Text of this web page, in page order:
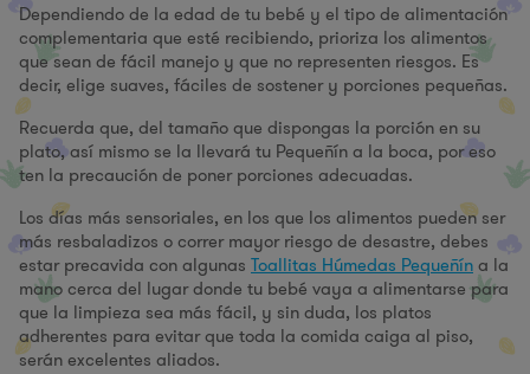
Dependiendo de la edad de tu bebé y el tipo de alimentación
complementaria que esté recibiendo, prioriza los alimentos
que sean de fácil manejo y que no representen riesgos. Es
decir, elige suaves, fáciles de sostener y porciones pequeñas.
Recuerda que, del tamaño que dispongas la porción en su
plato, así mismo se la llevará tu Pequeñín a la boca, por eso
ten la precaución de poner porciones adecuadas.
Los días más sensoriales, en los que los alimentos pueden ser
más resbaladizos o correr mayor riesgo de desastre, debes
estar precavida con algunas Toallitas Húmedas Pequeñína la
mano cerca del lugar donde tu bebé vaya a alimentarse para
que la limpieza sea más fácil, y sin duda, los platos
adherentes para evitar que toda la comida caiga al piso,
serán excelentes aliados.